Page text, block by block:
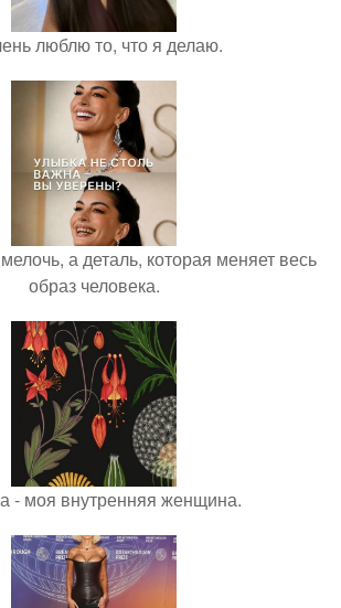
люблю то, что я делаю.
а деталь, которая меняет весь
образ человека.
- моя внутренняя женщина.